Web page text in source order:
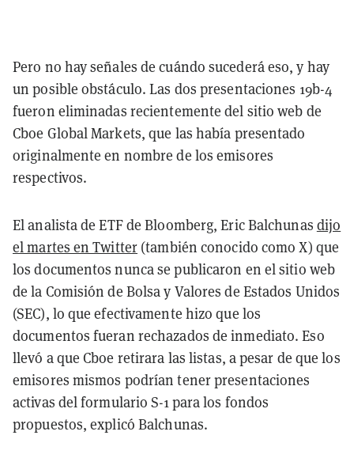
Pero no hay señales de cuándo sucederá eso, y hay
un posible obstáculo. Las dos presentaciones 19b-4
fueron eliminadas recientemente del sitio web de
Cboe Global Markets, que las había presentado
originalmente en nombre de los emisores
respectivos.
El analista de ETF de Bloomberg, Eric Balchunas dijo
el martes en Twitter (también conocido como X) que
los documentos nunca se publicaron en el sitio web
de la Comisión de Bolsa y Valores de Estados Unidos
(SEC), lo que efectivamente hizo que los
documentos fueran rechazados de inmediato. Eso
llevó a que Cboe retirara las listas, a pesar de que los
emisores mismos podrían tener presentaciones
activas del formulario S-1 para los fondos
propuestos, explicó Balchunas.